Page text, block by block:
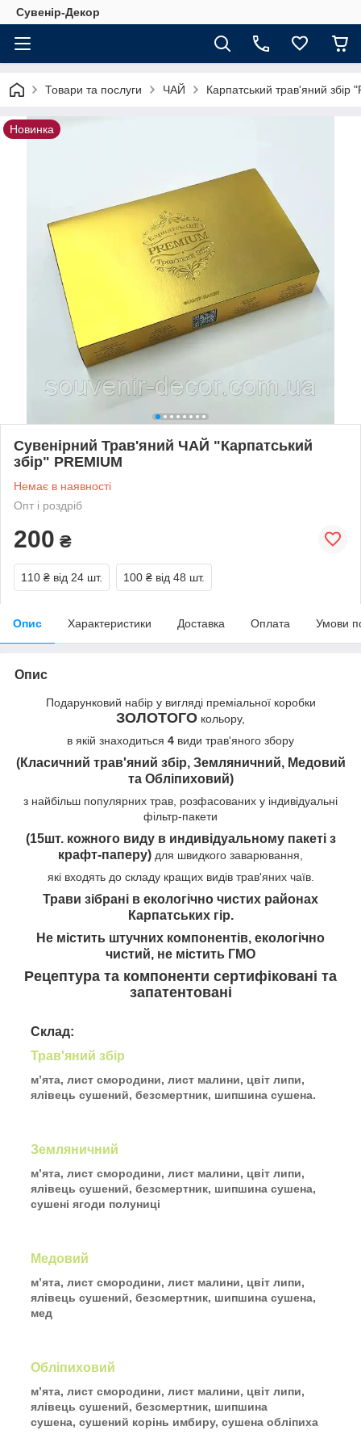
Сувенір-Декор
Товари та послуги ЧАЙ Карпатський трав'яний збір
Новинка
Сувенірний Трав'яний ЧАЙ "Карпатський
збір" PREMIUM
Немає в наявності
Опт і роздріб
200 ₴
110 ₴ від 24 шт. 100 ₴ від 48 шт.
Опис Характеристики Доставка Оплата Умови
Опис
Подарунковий набір у вигляді преміальної коробки
ЗОЛОТОГО кольору,
в якій знаходиться 4 види трав'яного збору
(Класичний трав'яний збір, Земляничний, Медовий
та Обліпиховий)
з найбільш популярних трав, розфасованих у індивідуальні
фільтр-пакети
(15шт. кожного виду в индивідуальному пакеті з
крафт-паперу) для швидкого заварювання,
які входять до складу кращих видів трав'яних чаїв.
Трави зібрані в екологічно чистих районах
Карпатських гір.
Не містить штучних компонентів, екологічно
чистий, не містить ГМО
Рецептура та компоненти сертифіковані та
запатентовані
Склад:
Трав'яний збір
м’ята, лист смородини, лист малини, цвіт липи,
ялівець сушений, безсмертник, шипшина сушена.
Земляничний
м’ята, лист смородини, лист малини, цвіт липи,
ялівець сушений, безсмертник, шипшина сушена,
сушені ягоди полуниці
Медовий
м’ята, лист смородини, лист малини, цвіт липи,
ялівець сушений, безсмертник, шипшина сушена,
мед
Обліпиховий
м’ята, лист смородини, лист малини, цвіт липи,
ялівець сушений, безсмертник, шипшина
сушена, сушений корінь имбиру, сушена обліпиха